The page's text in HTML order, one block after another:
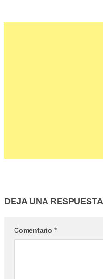
DEJA UNA RESPUESTA
Comentario *